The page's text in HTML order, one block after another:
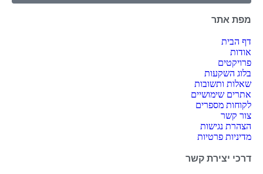
מפת אתר
דף הבית
אודות
פרויקטים
בלוג השקעות
שאלות ותשובות
אתרים שימושיים
לקוחות מספרים
צור קשר
הצהרת נגישות
מדיניות פרטיות
דרכי יצירת קשר